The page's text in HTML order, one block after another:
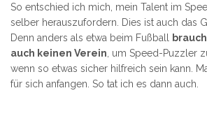
So entschied ich mich, mein Talent im
selber herauszufordern. Dies ist auch das
Denn anders als etwa beim Fußball
auch keinen Verein , um Speed-Puzzler
wenn so etwas sicher hilfreich sein kann.
für sich anfangen. So tat ich es dann auch.